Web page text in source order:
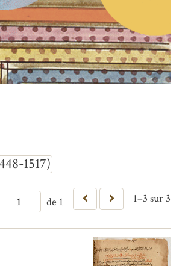
1517)
de 1 1–3 sur 3